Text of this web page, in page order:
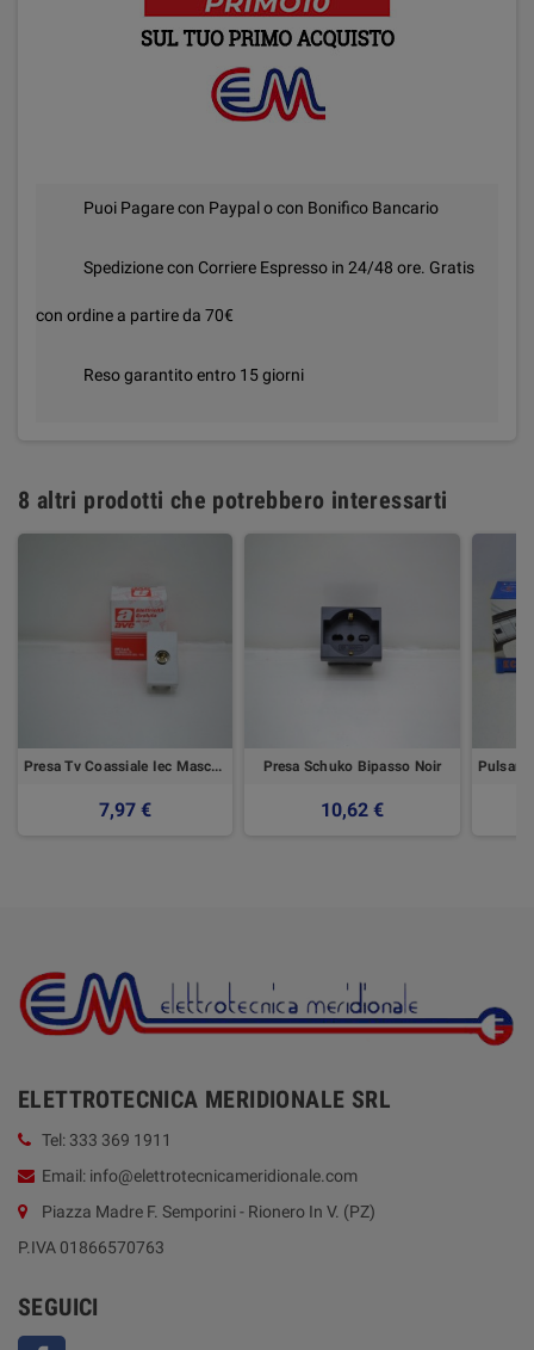
Puoi Pagare con Paypal o con Bonifico Bancario
Spedizione con Corriere Espresso in 24/48 ore. Gratis
con ordine a partire da 70€
Reso garantito entro 15 giorni
8 altri prodotti che potrebbero interessarti
Presa Tv Coassiale Iec Maschio Ral
7,97 €
Presa Schuko Bipasso Noir
10,62 €
ELETTROTECNICA MERIDIONALE SRL
Tel: 333 369 1911
Email: info@elettrotecnicameridionale.com
Piazza Madre F. Semporini - Rionero In V. (PZ)
P.IVA 01866570763
SEGUICI